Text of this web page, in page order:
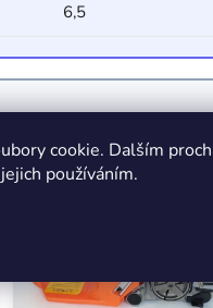
cookie. Dalším
používáním.
6,5